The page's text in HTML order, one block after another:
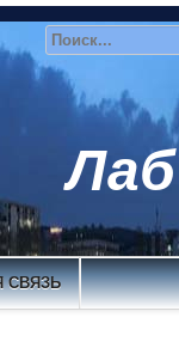
СВЯЗЬ